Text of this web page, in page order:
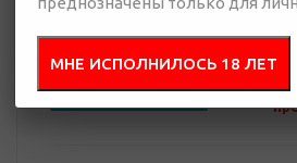
Отправить
запрос
МНЕ ИСПОЛНИЛОСЬ 18 ЛЕТ